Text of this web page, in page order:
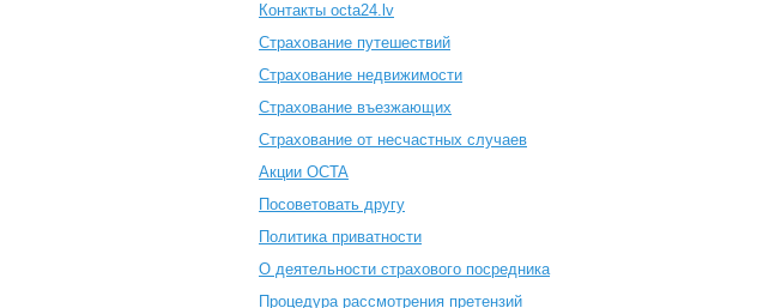
Контакты octa24.lv
Cтрахование путешествий
Cтрахование недвижимости
Страхование въезжающих
Cтрахование от несчастных случаев
Акции OCTA
Посоветовать другу
Политика приватности
О деятельности страхового посредника
Процедура рассмотрения претензий